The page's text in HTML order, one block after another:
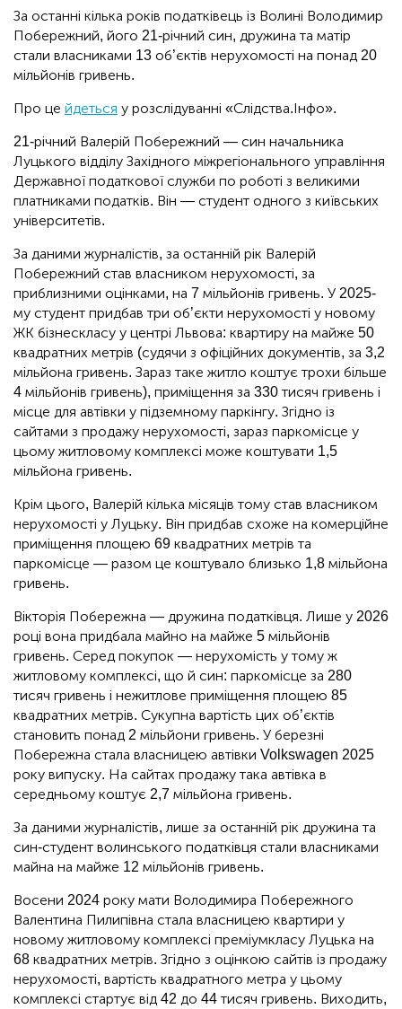
За останні кілька років податківець із Волині Володимир
Побережний, його 21-річний син, дружина та матір
стали власниками 13 об’єктів нерухомості на понад 20
мільйонів гривень.
Про це йдеться у розслідуванні «Слідства.Інфо».
21-річний Валерій Побережний — син начальника
Луцького відділу Західного міжрегіонального управління
Державної податкової служби по роботі з великими
платниками податків. Він — студент одного з київських
університетів.
За даними журналістів, за останній рік Валерій
Побережний став власником нерухомості, за
приблизними оцінками, на 7 мільйонів гривень. У 2025-
му студент придбав три об’єкти нерухомості у новому
ЖК бізнескласу у центрі Львова: квартиру на майже 50
квадратних метрів (судячи з офіційних документів, за 3,2
мільйона гривень. Зараз таке житло коштує трохи більше
4 мільйонів гривень), приміщення за 330 тисяч гривень і
місце для автівки у підземному паркінгу. Згідно із
сайтами з продажу нерухомості, зараз паркомісце у
цьому житловому комплексі може коштувати 1,5
мільйона гривень.
Крім цього, Валерій кілька місяців тому став власником
нерухомості у Луцьку. Він придбав схоже на комерційне
приміщення площею 69 квадратних метрів та
паркомісце — разом це коштувало близько 1,8 мільйона
гривень.
Вікторія Побережна — дружина податківця. Лише у 2026
році вона придбала майно на майже 5 мільйонів
гривень. Серед покупок — нерухомість у тому ж
житловому комплексі, що й син: паркомісце за 280
тисяч гривень і нежитлове приміщення площею 85
квадратних метрів. Сукупна вартість цих об’єктів
становить понад 2 мільйони гривень. У березні
Побережна стала власницею автівки Volkswagen 2025
року випуску. На сайтах продажу така автівка в
середньому коштує 2,7 мільйона гривень.
За даними журналістів, лише за останній рік дружина та
син-студент волинського податківця стали власниками
майна на майже 12 мільйонів гривень.
Восени 2024 року мати Володимира Побережного
Валентина Пилипівна стала власницею квартири у
новому житловому комплексі преміумкласу Луцька на
68 квадратних метрів. Згідно з оцінкою сайтів із продажу
нерухомості, вартість квадратного метра у цьому
комплексі стартує від 42 до 44 тисяч гривень. Виходить,